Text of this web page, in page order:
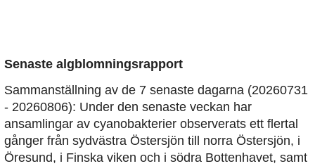
Senaste algblomningsrapport
Sammanställning av de 7 senaste dagarna (20260731
- 20260806): Under den senaste veckan har
ansamlingar av cyanobakterier observerats ett flertal
gånger från sydvästra Östersjön till norra Östersjön, i
Öresund, i Finska viken och i södra Bottenhavet, samt